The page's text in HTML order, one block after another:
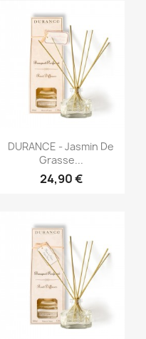
Aperçu rapide
DURANCE - Jasmin De
Grasse...
24,90 €